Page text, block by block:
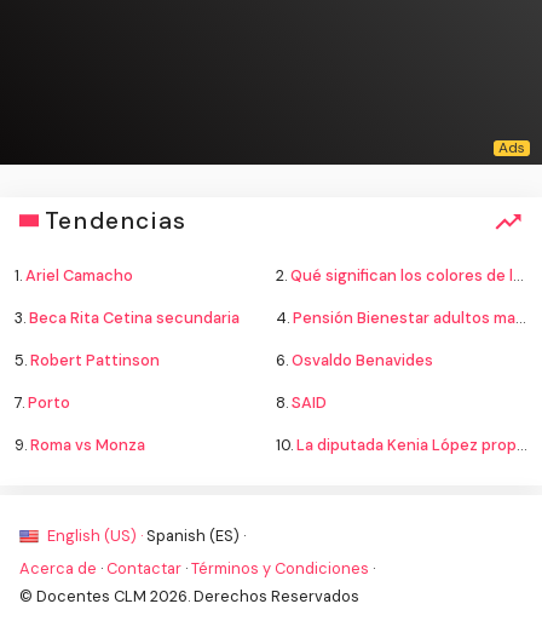
Tendencias
1.Ariel Camacho 2.Qué significan los colores de la bandera
3.Beca Rita Cetina secundaria 4.Pensión Bienestar adultos mayores
5.Robert Pattinson 6.Osvaldo Benavides
7.Porto 8.SAID
9.Roma vs Monza 10.La diputada Kenia López propone cambiar el nombre del país a México
English (US) · Spanish (ES) ·
Acerca de · Contactar ·Términos y Condiciones ·
© Docentes CLM 2026. Derechos Reservados